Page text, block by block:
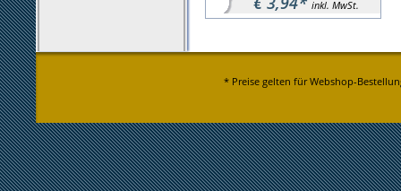
inkl. MwSt.
* Preise gelten für Webshop-